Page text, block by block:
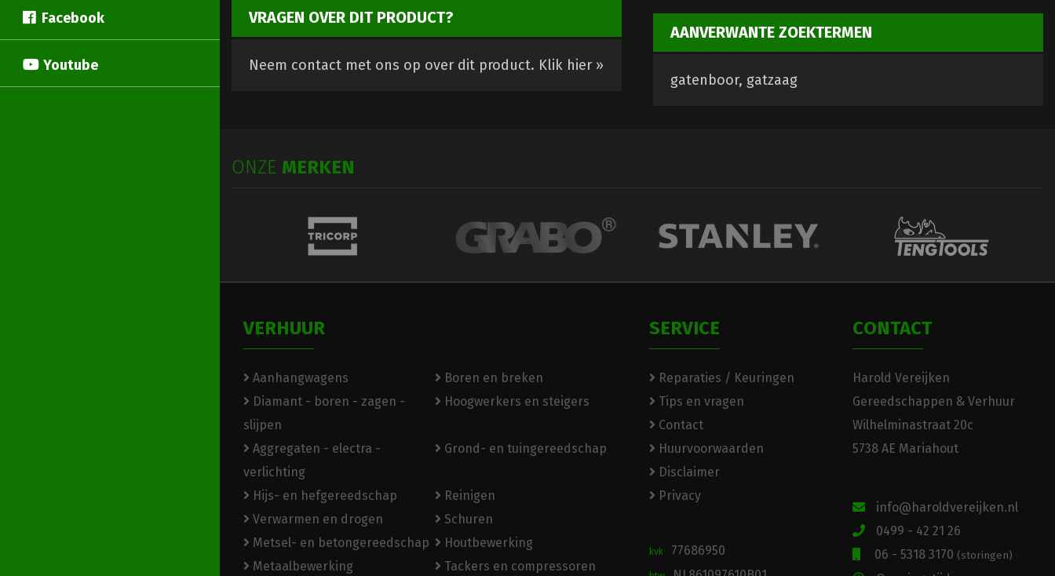
Facebook
Youtube
VRAGEN OVER DIT PRODUCT?
Neem contact met ons op over dit product. Klik hier »
AANVERWANTE ZOEKTERMEN
gatenboor, gatzaag
ONZE MERKEN
VERHUUR
Aanhangwagens
Boren en breken
Diamant - boren - zagen -
slijpen
Hoogwerkers en steigers
Aggregaten - electra -
verlichting
Grond- en tuingereedschap
Hijs- en hefgereedschap
Reinigen
Verwarmen en drogen
Schuren
Metsel- en betongereedschap
Houtbewerking
Metaalbewerking
Tackers en compressoren
SERVICE
Reparaties / Keuringen
Tips en vragen
Contact
Huurvoorwaarden
Disclaimer
Privacy
kvk 77686950
CONTACT
Harold Vereijken
Gereedschappen & Verhuur
Wilhelminastraat 20c
5738 AE Mariahout
info@haroldvereijken.nl
0499 - 42 21 26
06 - 5318 3170 (storingen)